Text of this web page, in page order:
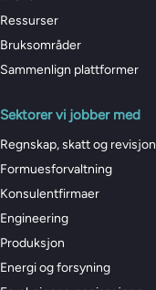
Ressurser
Bruksområder
Sammenlign plattformer
Sektorer vi jobber med
Regnskap, skatt og revisjon
Formuesforvaltning
Konsulentfirmaer
Engineering
Produksjon
Energi og forsyning